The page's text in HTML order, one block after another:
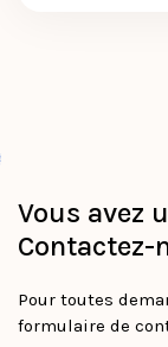
Vous avez
Contactez-
Pour toutes
formulaire de